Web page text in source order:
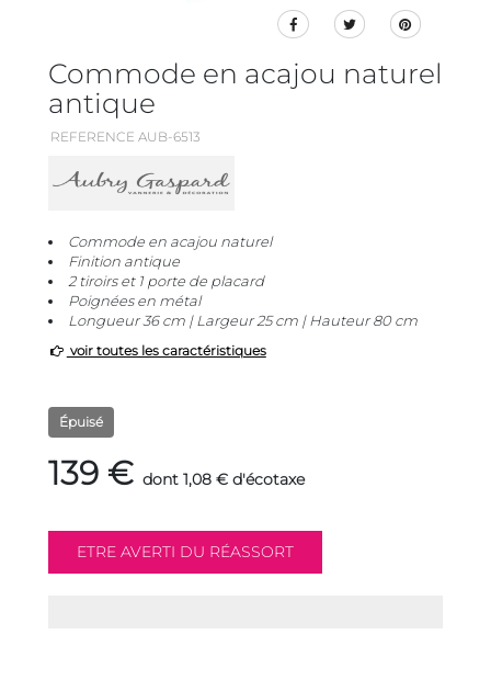
Commode en acajou naturel
antique
REFERENCE AUB-6513
Commode en acajou naturel
Finition antique
2 tiroirs et 1 porte de placard
Poignées en métal
Longueur 36 cm | Largeur 25 cm | Hauteur 80 cm
voir toutes les caractéristiques
Épuisé
139 € dont 1,08 € d'écotaxe